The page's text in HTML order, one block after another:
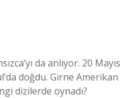
da anlıyor. 20 Mayıs
doğdu. Girne Amerikan
dizilerde oynadı?